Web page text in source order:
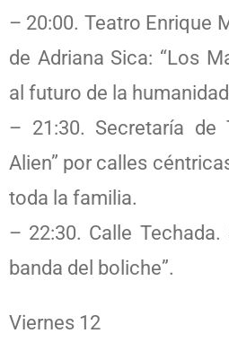
– 20:00. Teatro Enrique
de Adriana Sica: “Los
al futuro de la
– 21:30. Secretaría de
Alien” por calles
toda la familia.
– 22:30. Calle Techada.
banda del boliche”.
Viernes 12